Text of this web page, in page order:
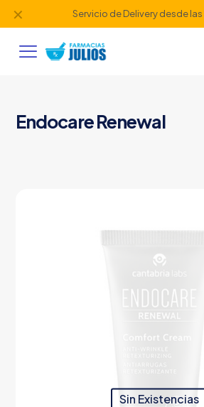
Servicio de Delivery desde las
✕
Endocare Renewal
Sin Existencias